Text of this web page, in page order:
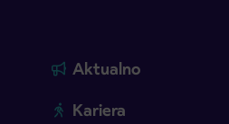
Aktualno
Kariera